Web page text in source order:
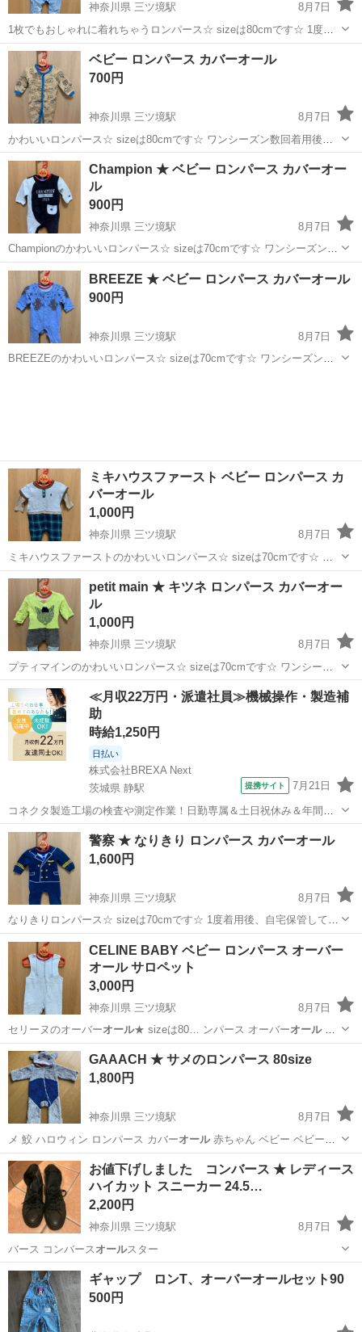
神奈川県 三ツ境駅
8月7日
1枚でもおしゃれに着れちゃうロンパース☆ sizeは80cmです☆ 1度着
用後、自宅保管していました☆ 目立った汚れはございませんが毛玉等
はございますので気になる方はご遠慮くださいm(._.)m まだまだ着て
いただけると...
神奈川 横浜市 三ツ境駅 子供用品
ベビー ロンパース カバーオール
700円
神奈川県 三ツ境駅
8月7日
かわいいロンパース☆ sizeは80cmです☆ ワンシーズン数回着用後、
自宅保管していました☆ 目立った汚れはございませんが毛玉等はござ
いますので気になる方はご遠慮くださいm(._.)m まだまだ着ていただ
けると思うので...
神奈川 横浜市 子供用品 ロンパース
Champion ★ ベビー ロンパース カバーオー
ル
900円
神奈川県 三ツ境駅
8月7日
Championのかわいいロンパース☆ sizeは70cmです☆ ワンシーズン数
回着用後、自宅保管していました☆ 大きな汚れはございませんが使用
感はございますので気になる方はご遠慮くださいm(._.)m まだまだ着
ていた...
神奈川 横浜市 三ツ境駅 子供用品 ロンパース
BREEZE ★ ベビー ロンパース カバーオール
900円
神奈川県 三ツ境駅
8月7日
BREEZEのかわいいロンパース☆ sizeは70cmです☆ ワンシーズン数
ミキハウスファースト ベビー ロンパース カ
バーオール
1,000円
神奈川県 三ツ境駅
8月7日
ミキハウスファーストのかわいいロンパース☆ sizeは70cmです☆ ワ
ンシーズン数回着用後、自宅保管していました☆ 目立った汚れはござ
いませんが毛玉等ございますので気になる方はご遠慮くださいm(._.)m
まだまだ着て...
神奈川 横浜市 子供用品 ミキハウス
petit main ★ キツネ ロンパース カバーオー
ル
1,000円
神奈川県 三ツ境駅
8月7日
プティマインのかわいいロンパース☆ sizeは70cmです☆ ワンシーズ
ン数回着用後、自宅保管していました☆ 目立った汚れはございません
が毛玉等ございますので気になる方はご遠慮くださいm(._.)m まだま
だ着ていただけ...
神奈川 横浜市 三ツ境駅 子供用品 キツネ
≪月収22万円・派遣社員≫機械操作・製造補
助
時給1,250円
日払い
株式会社BREXA Next
茨城県 静駅
提携サイト 7月21日
コネクタ製造工場の検査や測定作業！日勤専属＆土日祝休み＆年間休
日128日★クリーンルーム内作業★マイカー通勤OK＆無料駐車場あり
★就業先食堂利用可！日払い制度あり！《茨城県常陸大宮市》 人気の
工場のお仕事 ◇コネクタ製造工...
茨城 常陸大宮市 静駅 その他
警察 ★ なりきり ロンパース カバーオール
1,600円
神奈川県 三ツ境駅
8月7日
なりきりロンパース☆ sizeは70cmです☆ 1度着用後、自宅保管してい
ました☆ 目立った汚れはございませんが毛玉等ございますので気にな
る方はご遠慮くださいm(._.)m まだまだ着ていただけると思うので、
必要な方い...
神奈川 横浜市 ベビー用品 ロンパース
CELINE BABY ベビー ロンパース オーバー
オール サロペット
3,000円
神奈川県 三ツ境駅
8月7日
セリーヌのオーバーオール★ sizeは80… ンパース オーバーオールサ
ロペット シン…
神奈川 横浜市 子供用品 オーバーオール
GAAACH ★ サメのロンパース 80size
1,800円
神奈川県 三ツ境駅
8月7日
メ 鮫 ハロウィン ロンパース カバーオール赤ちゃん ベビー ベビー用
品 子供服…
神奈川 横浜市 三ツ境駅 子供用品
お値下げしました コンバース ★ レディース
ハイカット スニーカー 24.5…
2,200円
神奈川県 三ツ境駅
8月7日
バース コンバース オールスター
神奈川 横浜市 三ツ境駅
ギャップ ロンT、オーバーオールセット90
500円